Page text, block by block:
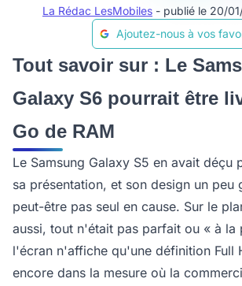
La Rédac LesMobiles - publié le 20/
Ajoutez-nous à vos
Tout savoir sur : Le
Galaxy S6 pourrait être
Go de RAM
Le Samsung Galaxy S5 en avait déçu
sa présentation, et son design un peu
peut-être pas seul en cause. Sur le
aussi, tout n'était pas parfait ou « à la
l'écran n'affiche qu'une définition Full
encore dans la mesure où la